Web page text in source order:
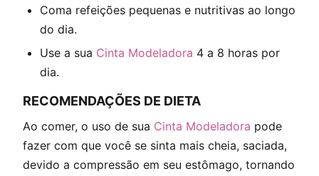
Coma refeições pequenas e nutritivas ao longo
do dia.
Use a sua Cinta Modeladora 4 a 8 horas por
dia.
RECOMENDAÇÕES DE DIETA
Ao comer, o uso de sua Cinta Modeladora pode
fazer com que você se sinta mais cheia, saciada,
devido a compressão em seu estômago, tornando